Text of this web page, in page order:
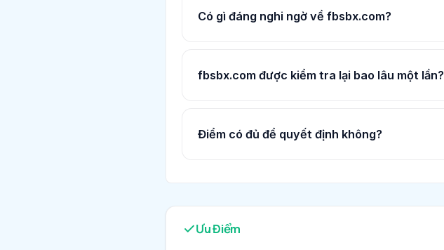
Có gì đáng nghi ngờ về fbsbx.com?
fbsbx.com được kiểm tra lại bao lâu một lần?
Điểm có đủ để quyết định không?
Ưu Điểm